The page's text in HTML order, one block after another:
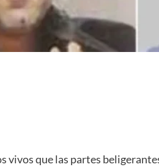
vivos que las partes